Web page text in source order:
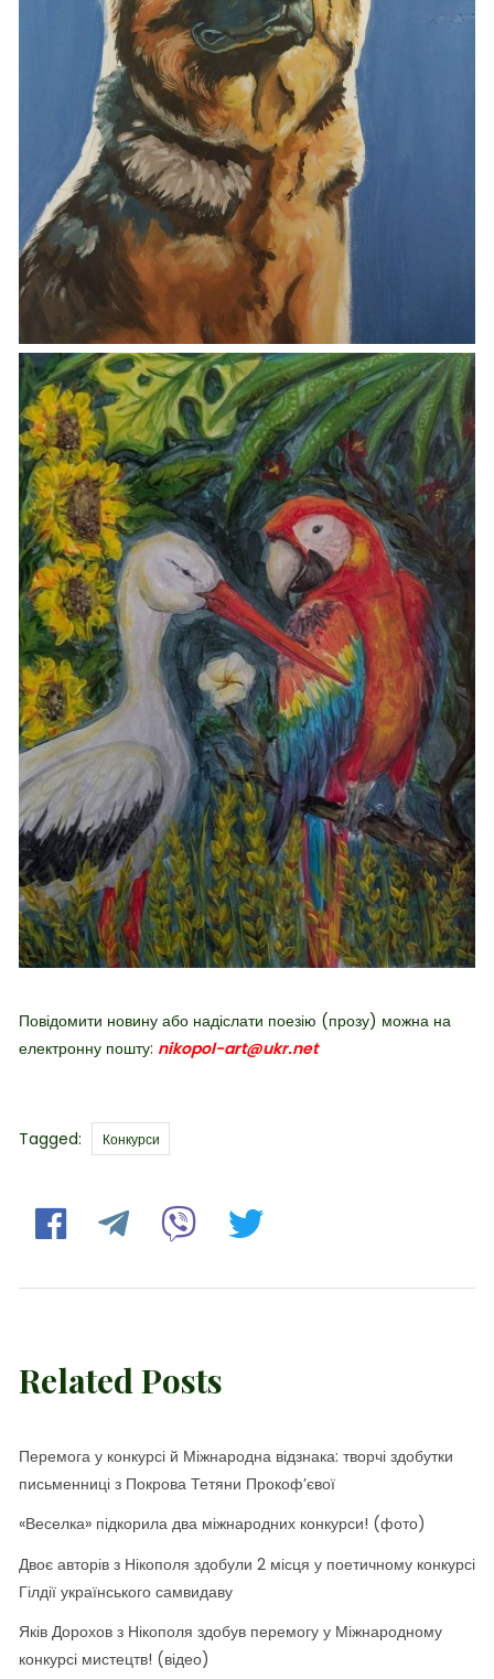
Повідомити новину або надіслати поезію (прозу) можна на
електронну пошту: nikopol-art@ukr.net
Tagged: Tags
Конкурси
Related Posts
Перемога у конкурсі й Міжнародна відзнака: творчі здобутки
письменниці з Покрова Тетяни Прокоф’євої
«Веселка» підкорила два міжнародних конкурси! (фото)
Двоє авторів з Нікополя здобули 2 місця у поетичному конкурсі
Гілдії українського самвидаву
Яків Дорохов з Нікополя здобув перемогу у Міжнародному
конкурсі мистецтв! (відео)